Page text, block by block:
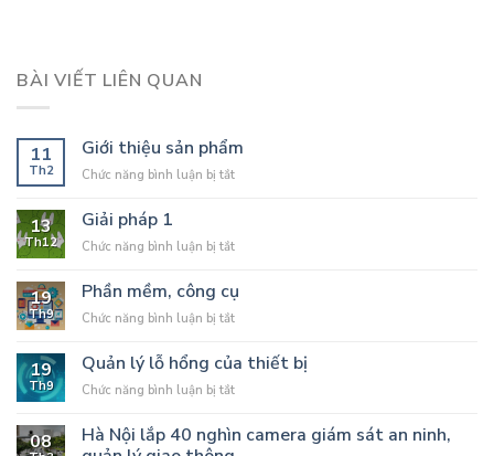
BÀI VIẾT LIÊN QUAN
11
Th2
Giới thiệu sản phẩm
Chức năng bình luận bị tắtở
phẩm
13
Th12
Giải pháp 1
Chức năng bình luận bị tắtở
1
19
Th9
Phần mềm, công cụ
Chức năng bình luận bị tắtở
mềm,
công
cụ
19
Th9
Quản lý lỗ hổng của thiết bị
Chức năng bình luận bị tắtở
lỗ
08
Hà Nội lắp 40 nghìn camera giám sát an ninh,